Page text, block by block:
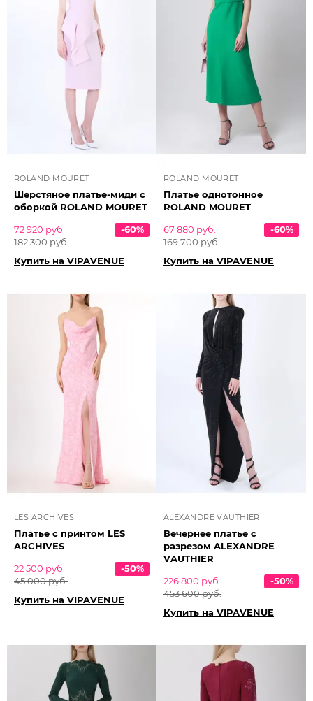
ROLAND MOURET
Шерстяное платье-миди с
оборкой ROLAND MOURET
72 920 руб.
182 300 руб.
-60%
Купить на VIPAVENUE
ROLAND MOURET
Платье однотонное
ROLAND MOURET
67 880 руб.
169 700 руб.
-60%
Купить на VIPAVENUE
LES ARCHIVES
Платье с принтом LES
ARCHIVES
22 500 руб.
45 000 руб.
-50%
Купить на VIPAVENUE
ALEXANDRE VAUTHIER
Вечернее платье с
разрезом ALEXANDRE
VAUTHIER
226 800 руб.
453 600 руб.
-50%
Купить на VIPAVENUE